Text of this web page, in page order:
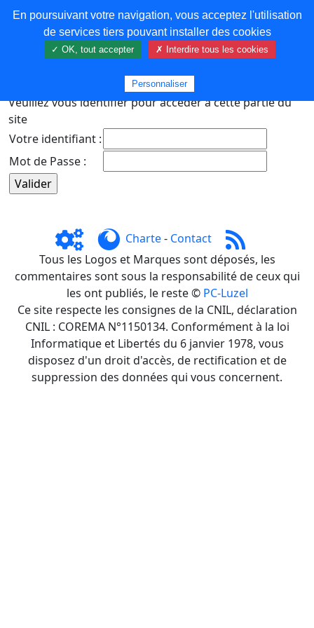
COREMA
Veuillez vous identifier pour accéder à cette partie du
site
Votre identifiant :
Mot de Passe :
Charte- Contact
Tous les Logos et Marques sont déposés, les
commentaires sont sous la responsabilité de ceux qui
les ont publiés, le reste © PC-Luzel
Ce site respecte les consignes de la CNIL, déclaration
CNIL : COREMA N°1150134. Conformément à la loi
Informatique et Libertés du 6 janvier 1978, vous
disposez d'un droit d'accès, de rectification et de
suppression des données qui vous concernent.
En poursuivant votre navigation, vous acceptez l'utilisation
de services tiers pouvant installer des cookies
✓ OK, tout accepter ✗ Interdire tous les cookies
Personnaliser